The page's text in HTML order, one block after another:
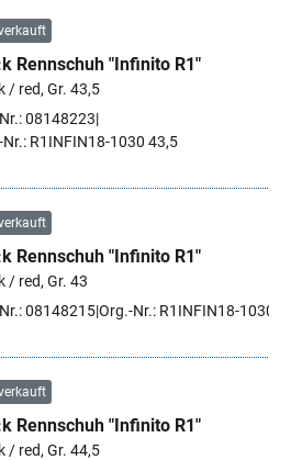
Rennschuh "Infinito R1"
/ red, Gr. 43,5
08148223
Nr.: R1INFIN18-1030 43,5
Rennschuh "Infinito R1"
/ red, Gr. 43
08148215Org.-Nr.: R1INFIN18-1030
Rennschuh "Infinito R1"
/ red, Gr. 44,5